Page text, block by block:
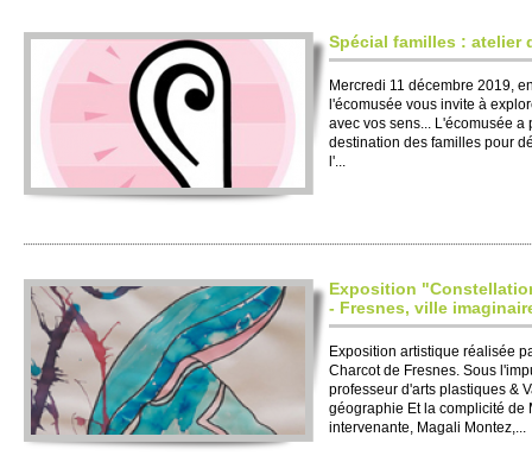
Spécial familles : atelier
Mercredi 11 décembre 2019,
l'écomusée vous invite à
avec vos sens... L'écomusée
destination des familles pour
l'...
Exposition
- Fresnes, ville
Exposition artistique réalisée
Charcot de Fresnes. Sous
professeur d'arts plastiques &
géographie Et la complicité de
intervenante, Magali Montez,...